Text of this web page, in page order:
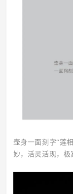
壶身一面刻字“莲
妙，活灵活现，极